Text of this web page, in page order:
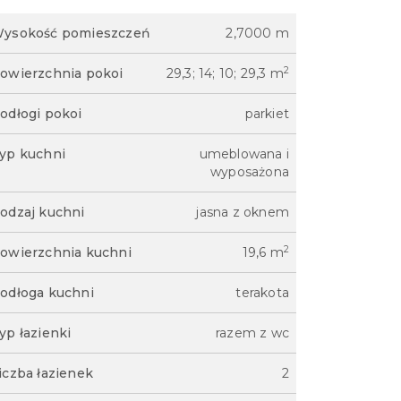
pomieszczeń 2,7000 m
pokoi 29,3; 14; 10; 29,3 m2
pokoi parkiet
kuchni
umeblowana i
wyposażona
kuchni jasna z oknem
kuchni 19,6 m2
kuchni terakota
łazienki razem z wc
łazienek 2